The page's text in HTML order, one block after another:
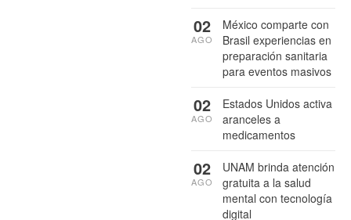
México comparte con
Brasil experiencias en
preparación sanitaria
para eventos masivos
02
AGO
Estados Unidos activa
aranceles a
medicamentos
02
AGO
UNAM brinda atención
gratuita a la salud
mental con tecnología
digital
02
AGO